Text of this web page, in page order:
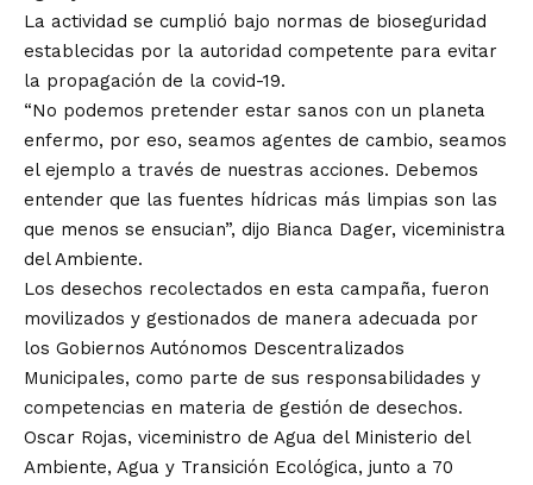
La actividad se cumplió bajo normas de bioseguridad
establecidas por la autoridad competente para evitar
la propagación de la covid-19.
“No podemos pretender estar sanos con un planeta
enfermo, por eso, seamos agentes de cambio, seamos
el ejemplo a través de nuestras acciones. Debemos
entender que las fuentes hídricas más limpias son las
que menos se ensucian”, dijo Bianca Dager, viceministra
del Ambiente.
Los desechos recolectados en esta campaña, fueron
movilizados y gestionados de manera adecuada por
los Gobiernos Autónomos Descentralizados
Municipales, como parte de sus responsabilidades y
competencias en materia de gestión de desechos.
Oscar Rojas, viceministro de Agua del Ministerio del
Ambiente, Agua y Transición Ecológica, junto a 70